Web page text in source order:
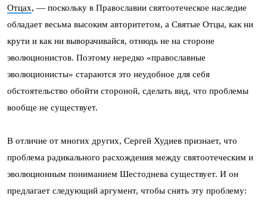
Отцах, — поскольку в Православии святоотеческое наследие
обладает весьма высоким авторитетом, а Святые Отцы, как ни
крути и как ни выворачивайся, отнюдь не на стороне
эволюционистов. Поэтому нередко «православные
эволюционисты» стараются это неудобное для себя
обстоятельство обойти стороной, сделать вид, что проблемы
вообще не существует.
В отличие от многих других, Сергей Худиев признает, что
проблема радикального расхождения между святоотеческим и
эволюционным пониманием Шестоднева существует. И он
предлагает следующий аргумент, чтобы снять эту проблему: